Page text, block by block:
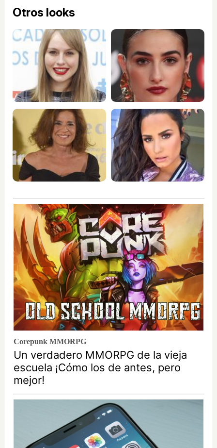
Otros looks
Corepunk MMORPG
Un verdadero MMORPG de la vieja
escuela ¡Cómo los de antes, pero
mejor!